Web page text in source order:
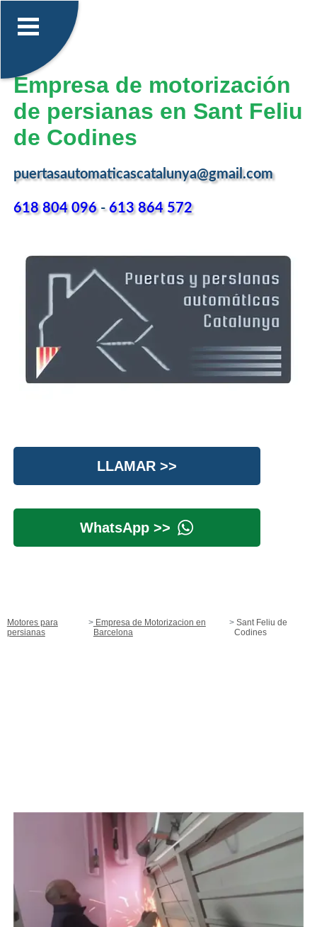
Empresa de motorización
de persianas en Sant Feliu
de Codines
puertasautomaticascatalunya@gmail.com
618 804 096-613 864 572
LLAMAR >>
WhatsApp >>
Motores para
persianas
Empresa de Motorizacion en
Barcelona
Sant Feliu de
Codines